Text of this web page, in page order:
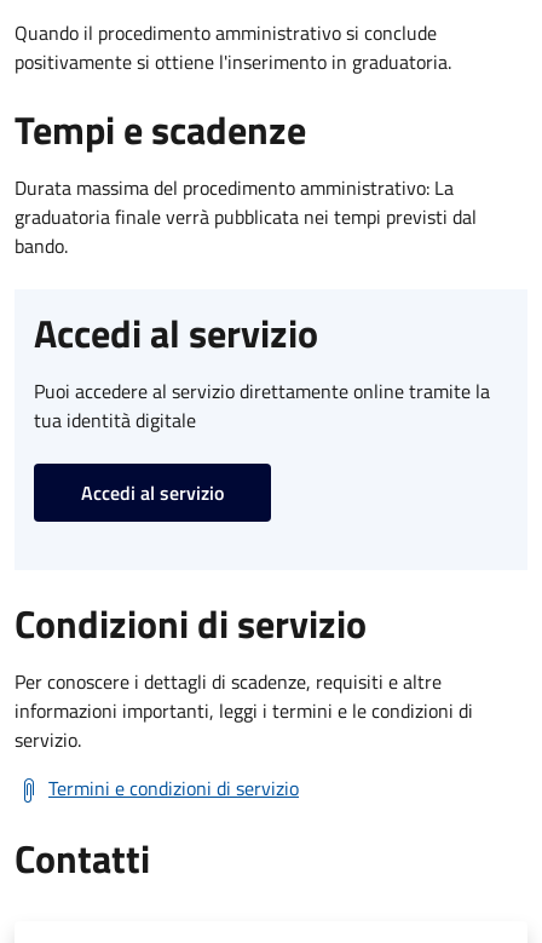
Quando il procedimento amministrativo si conclude
positivamente si ottiene l'inserimento in graduatoria.
Tempi e scadenze
Durata massima del procedimento amministrativo: La
graduatoria finale verrà pubblicata nei tempi previsti dal
bando.
Accedi al servizio
Puoi accedere al servizio direttamente online tramite la
tua identità digitale
Accedi al servizio
Condizioni di servizio
Per conoscere i dettagli di scadenze, requisiti e altre
informazioni importanti, leggi i termini e le condizioni di
servizio.
Termini e condizioni di servizio
Contatti